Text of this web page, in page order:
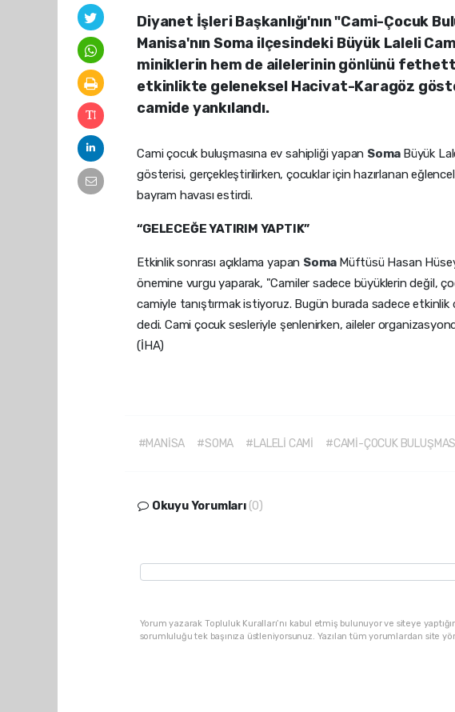
Diyanet İşleri Başkanlığı'nın "Cami-Çocuk
Manisa'nın Soma ilçesindeki Büyük Laleli
miniklerin hem de ailelerinin gönlünü
etkinlikte geleneksel Hacivat-Karagöz
camide yankılandı.
Cami çocuk buluşmasına ev sahipliği yapan Soma Büyük
gösterisi, gerçekleştirilirken, çocuklar için hazırlanan
bayram havası estirdi.
“GELECEĞE YATIRIM YAPTIK”
Etkinlik sonrası açıklama yapan Soma Müftüsü Hasan
önemine vurgu yaparak, "Camiler sadece büyüklerin değil,
camiyle tanıştırmak istiyoruz. Bugün burada sadece etkinlik
dedi. Cami çocuk sesleriyle şenlenirken, aileler
(İHA)
#MANİSA #SOMA #LALELİ CAMİ #CAMİ-ÇOCUK BULUŞMASI
Okuyu Yorumları (0)
Yorum yazarak Topluluk Kuralları’nı kabul etmiş bulunuyor ve siteye
sorumluluğu tek başınıza üstleniyorsunuz. Yazılan tüm yorumlardan site